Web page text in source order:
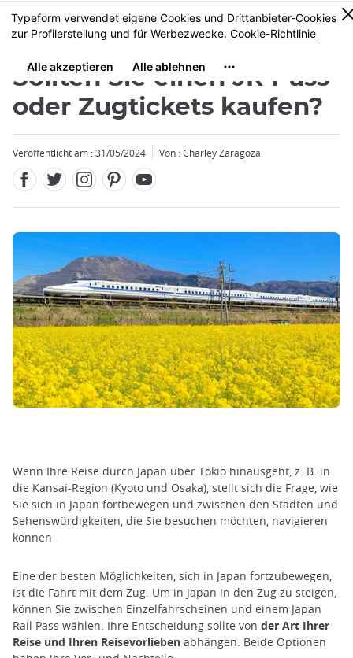
Größe
MENU
0
Sollten Sie einen JR Pass
oder Zugtickets kaufen?
Veröffentlicht am : 31/05/2024 Von : Charley Zaragoza
Wenn Ihre Reise durch Japan über Tokio hinausgeht, z. B. in
die Kansai-Region (Kyoto und Osaka), stellt sich die Frage, wie
Sie sich in Japan fortbewegen und zwischen den Städten und
Sehenswürdigkeiten, die Sie besuchen möchten, navigieren
können
Eine der besten Möglichkeiten, sich in Japan fortzubewegen,
ist die Fahrt mit dem Zug. Um in Japan in den Zug zu steigen,
können Sie zwischen Einzelfahrscheinen und einem Japan
Rail Pass wählen. Ihre Entscheidung sollte von der Art Ihrer
Reise und Ihren Reisevorlieben abhängen. Beide Optionen